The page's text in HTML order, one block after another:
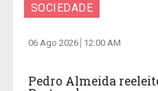
SOCIEDADE
06 Ago 2026 12:00 AM
Pedro Almeida